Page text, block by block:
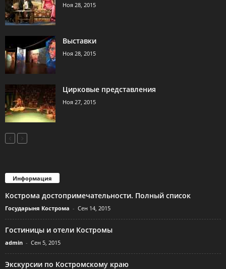
Ноя 28, 2015
Выставки
Ноя 28, 2015
Цирковые представления
Ноя 27, 2015
Информация
Кострома достопримечательности. Полный список
Государыня Кострома - Сен 14, 2015
Гостиницы и отели Костромы
admin - Сен 5, 2015
Экскурсии по Костромскому краю